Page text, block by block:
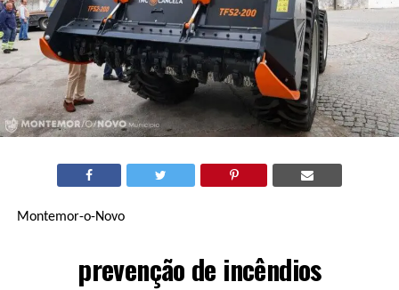
Montemor-o-Novo
prevenção de incêndios